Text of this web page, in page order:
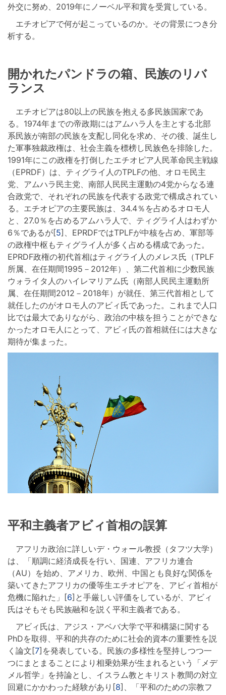
外交に努め、2019年にノーベル平和賞を受賞している。
エチオピアで何が起こっているのか。その背景につき分
析する。
開かれたパンドラの箱、民族のリバ
ランス
エチオピアは80以上の民族を抱える多民族国家であ
る。1974年までの帝政期にはアムハラ人を主とする北部
系民族が南部の民族を支配し同化を求め、その後、誕生し
た軍事独裁政権は、社会主義を標榜し民族色を排除した。
1991年にこの政権を打倒したエチオピア人民革命民主戦線
（EPRDF）は、ティグライ人のTPLFの他、オロモ民主
党、アムハラ民主党、南部人民民主運動の4党からなる連
合政党で、それぞれの民族を代表する政党で構成されてい
る。エチオピアの主要民族は、34.4％を占めるオロモ人
と、27.0％を占めるアムハラ人で、ティグライ人はわずか
6％であるが[5]、EPRDFではTPLFが中核を占め、軍部等
の政権中枢もティグライ人が多く占める構成であった。
EPRDF政権の初代首相はティグライ人のメレス氏（TPLF
所属、在任期間1995－2012年）、第二代首相に少数民族
ウォライタ人のハイレマリアム氏（南部人民民主運動所
属、在任期間2012－2018年）が就任、第三代首相として
就任したのがオロモ人のアビィ氏であった。これまで人口
比では最大でありながら、政治の中核を担うことができな
かったオロモ人にとって、アビィ氏の首相就任には大きな
期待が集まった。
平和主義者アビィ首相の誤算
アフリカ政治に詳しいデ・ウォール教授（タフツ大学）
は、「順調に経済成長を行い、国連、アフリカ連合
（AU）を始め、アメリカ、欧州、中国とも良好な関係を
築いてきたアフリカの優等生エチオピアを、アビィ首相が
危機に陥れた」[6]と手厳しい評価をしているが、アビィ
氏はそもそも民族融和を説く平和主義者である。
アビィ氏は、アジス・アベバ大学で平和構築に関する
PhDを取得、平和的共存のために社会的資本の重要性を説
く論文[7]を発表している。民族の多様性を堅持しつつ一
つにまとまることにより相乗効果が生まれるという「メデ
メル哲学」を持論とし、イスラム教とキリスト教間の対立
回避にかかわった経験があり[8]、「平和のための宗教フ